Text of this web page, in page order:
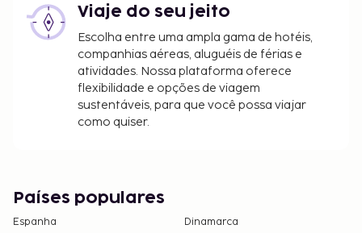
transações em numerário neste alojamento
não poderão exceder 5000 EUR. Para mais
informações, contacte o alojamento através
dos dados que constam na confirmação de
reserva.
Acesso aos quartos através de dispositivo
móvel.
Viaje do seu jeito
Escolha entre uma ampla gama de hotéis,
companhias aéreas, aluguéis de férias e
atividades. Nossa plataforma oferece
flexibilidade e opções de viagem
sustentáveis, para que você possa viajar
como quiser.
Países populares
Espanha
Dinamarca